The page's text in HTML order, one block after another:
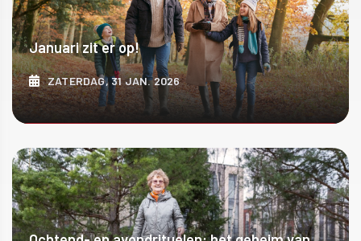
Januari zit er op!
ZATERDAG, 31 JAN. 2026
ONTDEK MEER